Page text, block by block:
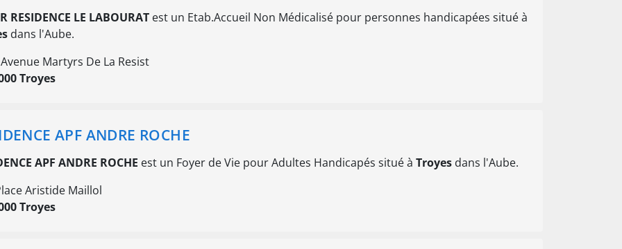
RESIDENCE LE LABOURAT est un Etab.Accueil Non Médicalisé pour personnes handicapées situé à
dans l'Aube.
Martyrs De La Resist
Troyes
APF ANDRE ROCHE
APF ANDRE ROCHE est un Foyer de Vie pour Adultes Handicapés situé à Troyes dans l'Aube.
Aristide Maillol
Troyes